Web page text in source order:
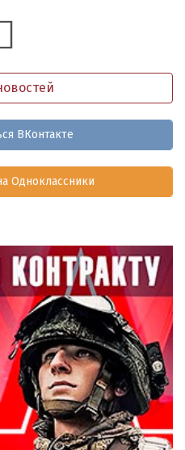
ВКонтакте
Одноклассники